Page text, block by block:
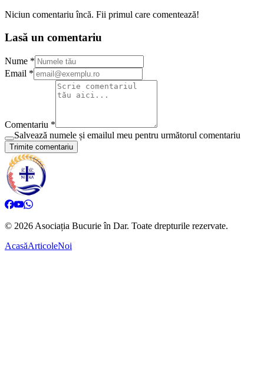
Niciun comentariu încă. Fii primul care comentează!
Lasă un comentariu
Nume *
Email *
Comentariu *
Salvează numele și emailul meu pentru următorul comentariu
Trimite comentariu
© 2026 Asociația Bucurie în Dar. Toate drepturile rezervate.
AcasăArticoleNoi